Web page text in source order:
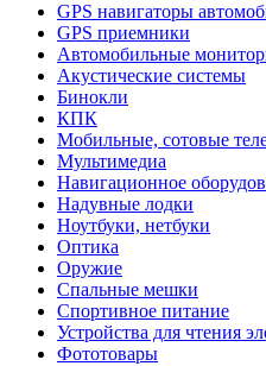
GPS навигаторы
GPS приемники
Автомобильные
Акустические системы
Бинокли
КПК
Мобильные, сотовые
Мультимедиа
Навигационное
Надувные лодки
Ноутбуки, нетбуки
Оптика
Оружие
Спальные мешки
Спортивное питание
Устройства для чтения
Фототовары